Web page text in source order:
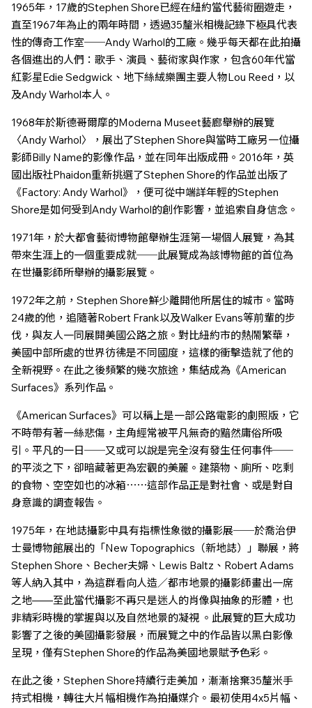
1965年，17歲的Stephen Shore已經在紐約當代藝術圈遊走，
直至1967年為止的兩年時間，透過35釐米相機記錄下極具代表
性的傳奇工作室──Andy Warhol的工廠。幾乎每天都在此拍攝
各個進出的人們：歌手、演員、藝術家與作家，包含60年代當
紅影星Edie Sedgwick、地下絲絨樂團主要人物Lou Reed，以
及Andy Warhol本人。
1968年於斯德哥爾摩的Moderna Museet藝廊舉辦的展覽
〈Andy Warhol〉，展出了Stephen Shore與當時工廠另一位攝
影師Billy Name的影像作品，並在同年出版成冊。2016年，英
國出版社Phaidon重新挑選了Stephen Shore的作品並出版了
《Factory: Andy Warhol》，便可從中端詳年輕的Stephen
Shore是如何受到Andy Warhol的創作影響，並追索自身信念。
1971年，於大都會藝術博物館舉辦生涯第一場個人展覽，為其
帶來生涯上的一個重要成就──此展覽成為該博物館的首位為
在世攝影師所舉辦的攝影展覽。
1972年之前，Stephen Shore鮮少離開他所居住的城市。當時
24歲的他，追隨著Robert Frank以及Walker Evans等前輩的步
伐，與友人一同展開美國公路之旅。對比紐約市的熱鬧繁華，
美國中部所處的世界彷彿是不同國度，這樣的衝擊造就了他的
全新視野。在此之後頻繁的幾次旅途，集結成為《American
Surfaces》系列作品。
《American Surfaces》可以稱上是一部公路電影的劇照版，它
不時帶有著一絲悲傷，主角經常被平凡無奇的黯然庸俗所吸
引。平凡的一日──又或可以說是完全沒有發生任何事件──
的平淡之下，卻暗藏著更為宏觀的美麗。建築物、廁所、吃剩
的食物、空空如也的冰箱⋯⋯這部作品正是對社會、或是對自
身意識的調查報告。
1975年，在地誌攝影中具有指標性象徵的攝影展──於喬治伊
士曼博物館展出的「New Topographics（新地誌）」聯展，將
Stephen Shore、Becher夫婦、Lewis Baltz、Robert Adams
等人納入其中，為這群看向人造／都市地景的攝影師畫出一席
之地——至此當代攝影不再只是迷人的肖像與抽象的形體，也
非精彩時機的掌握與以及自然地景的凝視 。此展覽的巨大成功
影響了之後的美國攝影發展，而展覽之中的作品皆以黑白影像
呈現，僅有Stephen Shore的作品為美國地景賦予色彩。
在此之後，Stephen Shore持續行走美加，漸漸捨棄35釐米手
持式相機，轉往大片幅相機作為拍攝媒介。最初使用4x5片幅、